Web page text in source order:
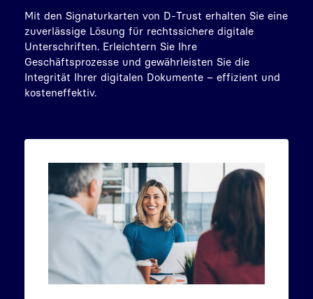
Mit den Signaturkarten von D-Trust erhalten Sie eine
zuverlässige Lösung für rechtssichere digitale
Unterschriften. Erleichtern Sie Ihre
Geschäftsprozesse und gewährleisten Sie die
Integrität Ihrer digitalen Dokumente – effizient und
kosteneffektiv.